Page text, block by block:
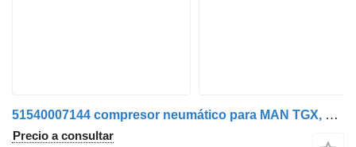
51540007144 compresor neumático para MAN TGX, TGS, TGL, TGM EURO6 cabeza tractora
Precio a consultar